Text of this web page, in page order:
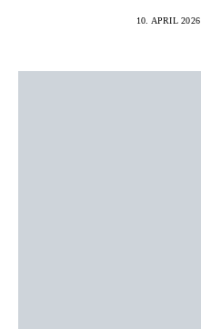
10. APRIL 2026